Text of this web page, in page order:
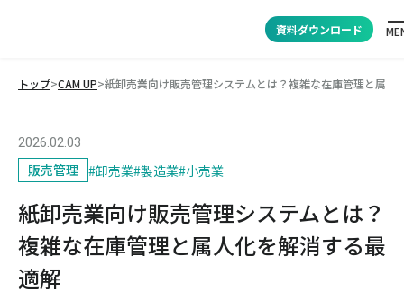
資料ダウンロード
トップ>CAM UP>紙卸売業向け販売管理システムとは？複雑な在庫管理と属人
2026.02.03
販売管理 #卸売業#製造業#小売業
紙卸売業向け販売管理システムとは？
複雑な在庫管理と属人化を解消する最
適解